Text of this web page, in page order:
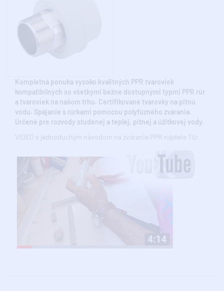
Kompletná ponuka vysoko kvalitných PPR tvaroviek
kompatibilných so všetkými bežne dostupnými typmi PPR rúr
a tvaroviek na našom trhu. Certifikované tvarovky na pitnú
vodu. Spájanie s rúrkami pomocou polyfúzného zvárania.
Určené pre rozvody studenej a teplej, pitnej a úžitkovej vody.
VIDEO s jednoduchým návodom na zváranie PPR nájdete TU: